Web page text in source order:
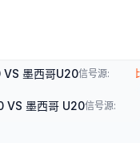
VS 墨西哥U20信号源:
VS 墨西哥 U20信号源: